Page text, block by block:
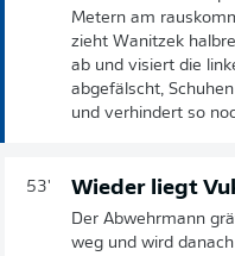
Metern am
zieht Wanitzek
ab und visiert die
abgefälscht,
und verhindert so
53' Wieder liegt
Der Abwehrmann
weg und wird